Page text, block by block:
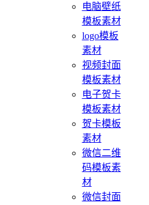
电脑壁纸
模板素材
logo模板
素材
视频封面
模板素材
电子贺卡
模板素材
贺卡模板
素材
微信二维
码模板素
材
微信封面